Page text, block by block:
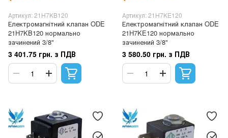
Артикул: 21H7KB120
Електромагнітний клапан ODE
21H7KB120 нормально
зачинений 3/8"
3 401.75 грн. з ПДВ
Артикул: 21H7KE120
Електромагнітний клапан ODE
21H7KE120 нормально
зачинений 3/8"
3 580.50 грн. з ПДВ